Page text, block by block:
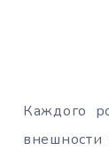
Каждого